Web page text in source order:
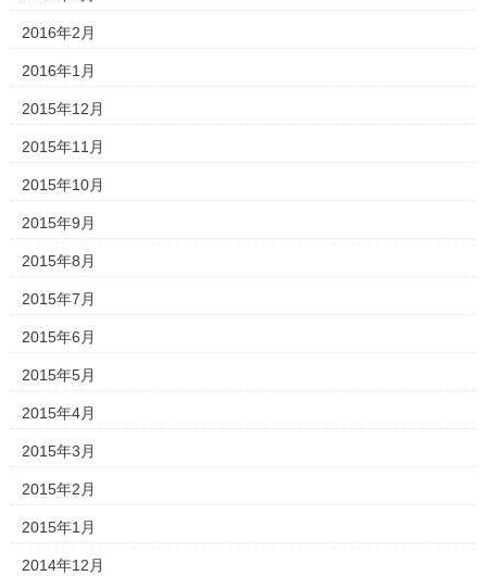
2016年2月
2016年1月
2015年12月
2015年11月
2015年10月
2015年9月
2015年8月
2015年7月
2015年6月
2015年5月
2015年4月
2015年3月
2015年2月
2015年1月
2014年12月